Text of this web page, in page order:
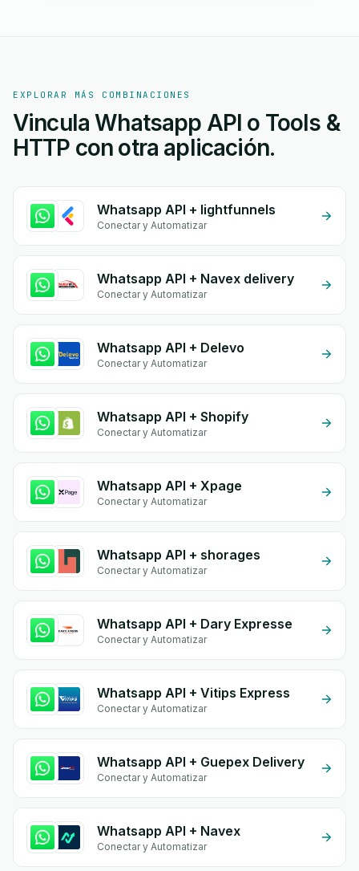
EXPLORAR MÁS COMBINACIONES
Vincula Whatsapp API o Tools &
HTTP con otra aplicación.
Whatsapp API + lightfunnels
Conectar y Automatizar
Whatsapp API + Navex delivery
Conectar y Automatizar
Whatsapp API + Delevo
Conectar y Automatizar
Whatsapp API + Shopify
Conectar y Automatizar
Whatsapp API + Xpage
Conectar y Automatizar
Whatsapp API + shorages
Conectar y Automatizar
Whatsapp API + Dary Expresse
Conectar y Automatizar
Whatsapp API + Vitips Express
Conectar y Automatizar
Whatsapp API + Guepex Delivery
Conectar y Automatizar
Whatsapp API + Navex
Conectar y Automatizar